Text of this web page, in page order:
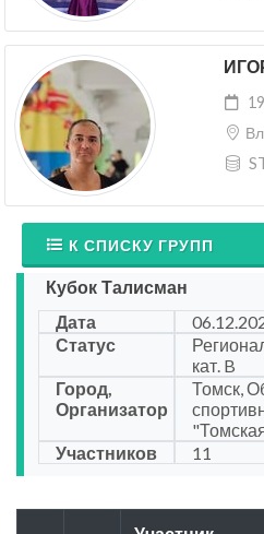
К СПИСКУ ГРУПП
Кубок Талисман
Дата
Статус
кат. B
Город,
Организатор
Томск,
Участников
11